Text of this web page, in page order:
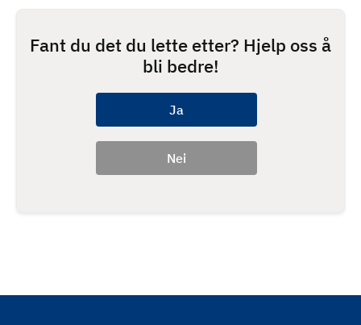
Fant du det du lette etter? Hjelp oss å
bli bedre!